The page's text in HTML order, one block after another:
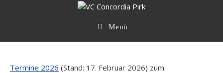
Menü
Termine 2026 (Stand: 17. Februar 2026) zum